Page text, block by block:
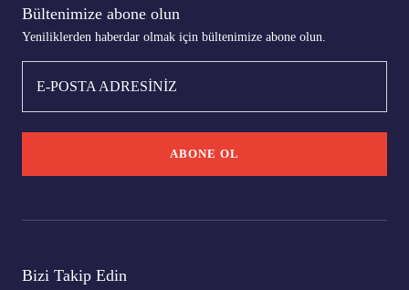
Bültenimize abone olun
Yeniliklerden haberdar olmak için bültenimize abone olun.
E-POSTA ADRESİNİZ
ABONE OL
Bizi Takip Edin